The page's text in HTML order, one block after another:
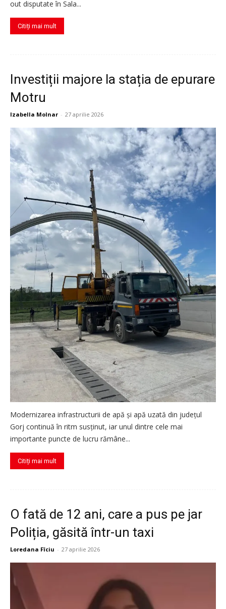
out disputate în Sala...
Citiți mai mult
Investiții majore la stația de epurare
Motru
Izabella Molnar - 27 aprilie 2026
Modernizarea infrastructurii de apă și apă uzată din județul
Gorj continuă în ritm susținut, iar unul dintre cele mai
importante puncte de lucru rămâne...
Citiți mai mult
O fată de 12 ani, care a pus pe jar
Poliția, găsită într-un taxi
Loredana Fîciu - 27 aprilie 2026